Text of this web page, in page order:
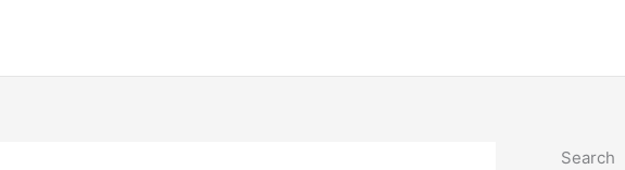
Search